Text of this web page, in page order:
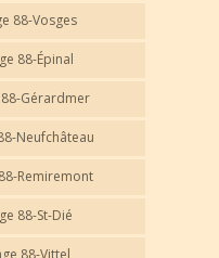
88-Vosges
88-Épinal
Gérardmer
Neufchâteau
Remiremont
88-St-Dié